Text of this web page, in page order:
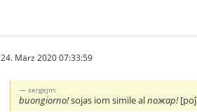
24. März 2020 07:33:59
sergejm:
buongiorno!sojas iom simile alпожар!